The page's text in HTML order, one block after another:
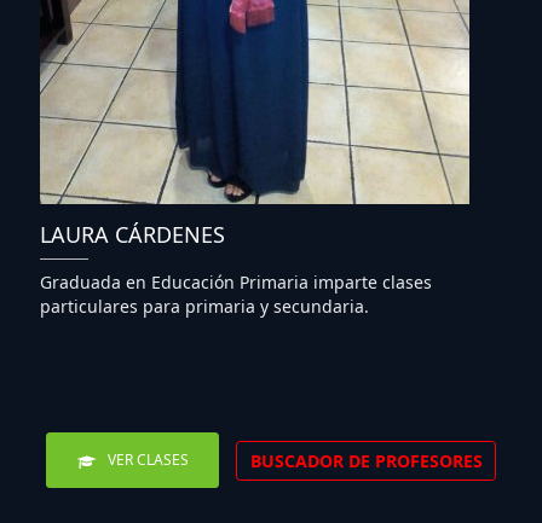
LAURA CÁRDENES
Graduada en Educación Primaria imparte clases
particulares para primaria y secundaria.
VER CLASES BUSCADOR DE PROFESORES